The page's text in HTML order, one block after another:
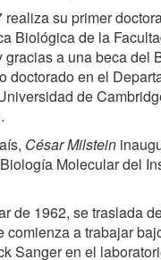
realiza su primer
Biológica de la
gracias a una beca del
doctorado en el
de
César Milstein
Molecular del
de 1962, se traslada
comienza a trabajar
Sanger en el